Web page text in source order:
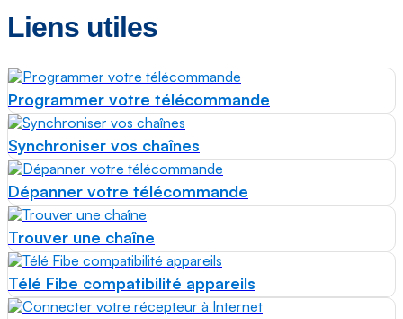
Liens utiles
Programmer votre télécommande
Synchroniser vos chaînes
Dépanner votre télécommande
Trouver une chaîne
Télé Fibe compatibilité appareils